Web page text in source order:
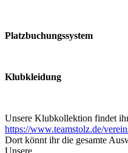
Platzbuchungssystem
Klubkleidung
Unsere Klubkollektion findet
https://www.teamstolz.de/
Dort könnt ihr die gesamte
Unsere